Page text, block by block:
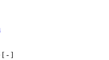
[ - ]